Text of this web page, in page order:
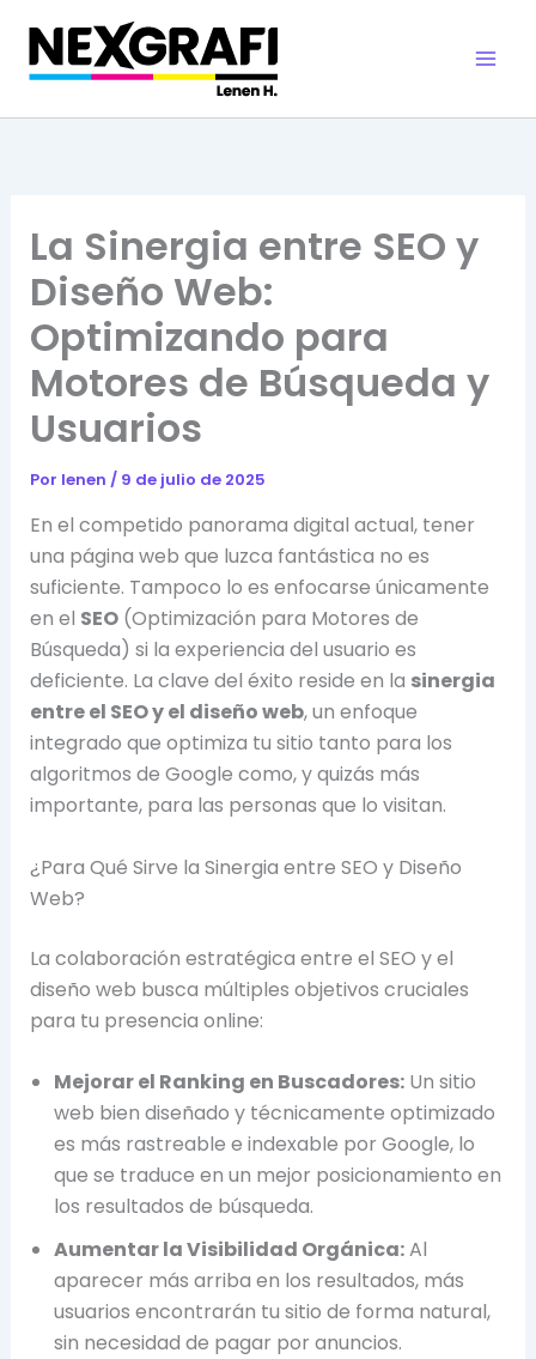
contenido
La Sinergia entre SEO y
Diseño Web:
Optimizando para
Motores de Búsqueda y
Usuarios
Por lenen / 9 de julio de 2025
En el competido panorama digital actual, tener
una página web que luzca fantástica no es
suficiente. Tampoco lo es enfocarse únicamente
en el SEO(Optimización para Motores de
Búsqueda) si la experiencia del usuario es
deficiente. La clave del éxito reside en la sinergia
entre el SEO y el diseño web, un enfoque
integrado que optimiza tu sitio tanto para los
algoritmos de Google como, y quizás más
importante, para las personas que lo visitan.
¿Para Qué Sirve la Sinergia entre SEO y Diseño
Web?
La colaboración estratégica entre el SEO y el
diseño web busca múltiples objetivos cruciales
para tu presencia online:
Mejorar el Ranking en Buscadores:Un sitio
web bien diseñado y técnicamente optimizado
es más rastreable e indexable por Google, lo
que se traduce en un mejor posicionamiento en
los resultados de búsqueda.
Aumentar la Visibilidad Orgánica:Al
aparecer más arriba en los resultados, más
usuarios encontrarán tu sitio de forma natural,
sin necesidad de pagar por anuncios.